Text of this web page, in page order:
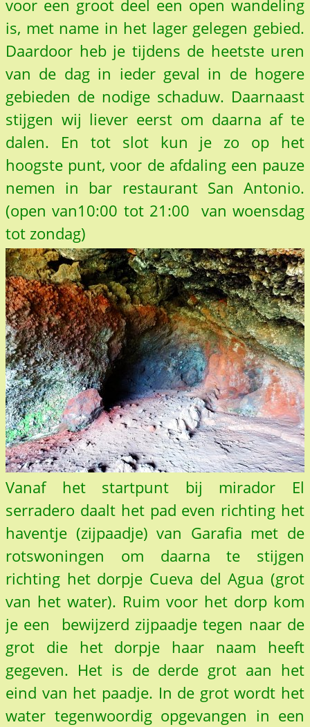
voor een groot deel een open wandeling
is, met name in het lager gelegen gebied.
Daardoor heb je tijdens de heetste uren
van de dag in ieder geval in de hogere
gebieden de nodige schaduw. Daarnaast
stijgen wij liever eerst om daarna af te
dalen. En tot slot kun je zo op het
hoogste punt, voor de afdaling een pauze
nemen in bar restaurant San Antonio.
(open van10:00 tot 21:00 van woensdag
tot zondag)
Vanaf het startpunt bij mirador El
serradero daalt het pad even richting het
haventje (zijpaadje) van Garafia met de
rotswoningen om daarna te stijgen
richting het dorpje Cueva del Agua (grot
van het water). Ruim voor het dorp kom
je een bewijzerd zijpaadje tegen naar de
grot die het dorpje haar naam heeft
gegeven. Het is de derde grot aan het
eind van het paadje. In de grot wordt het
water tegenwoordig opgevangen in een